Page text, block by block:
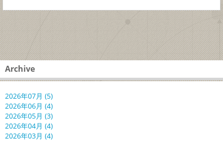
Archive
2026年07月 (5)
2026年06月 (4)
2026年05月 (3)
2026年04月 (4)
2026年03月 (4)